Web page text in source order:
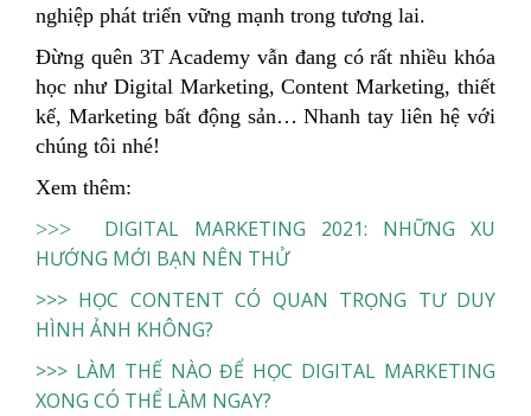
nghiệp phát triển vững mạnh trong tương lai.
Đừng quên 3T Academy vẫn đang có rất nhiều khóa
học như Digital Marketing, Content Marketing, thiết
kế, Marketing bất động sản… Nhanh tay liên hệ với
chúng tôi nhé!
Xem thêm:
>>> DIGITAL MARKETING 2021: NHỮNG XU
HƯỚNG MỚI BẠN NÊN THỬ
>>> HỌC CONTENT CÓ QUAN TRỌNG TƯ DUY
HÌNH ẢNH KHÔNG?
>>> LÀM THẾ NÀO ĐỂ HỌC DIGITAL MARKETING
XONG CÓ THỂ LÀM NGAY?